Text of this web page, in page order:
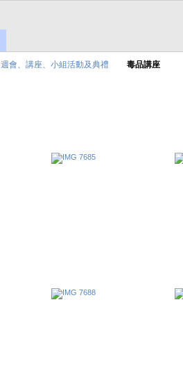
週會、講座、小組活動及典禮 毒品講座